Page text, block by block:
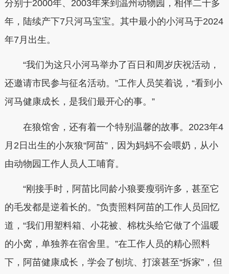
分别于2000年、2003年来到温州动物园，相伴二十多
年，陆续产下7只河马宝宝。其中最小的小河马于2024
年7月出生。
“我们为这只小河马举办了百日和周岁庆祝活动，
还邀请市民参与征名活动。”工作人员笑着说，“看到小
河马健康成长，是我们最开心的事。”
在狼馆舍，还有着一个特别温馨的故事。2023年4
月2日出生的小灰狼“阿苗”，因为妈妈不会喂奶，从小
由动物园工作人员人工哺育。
“刚接手时，阿苗比同龄小狼要瘦弱许多，甚至它
的毛发都是逆着长的。”负责照料阿苗的工作人员回忆
道，“我们用塑料箱、小花被、棉枕头给它做了个温暖
的小窝，单独养在宿舍里。”在工作人员的精心照料
下，阿苗健康成长，学会了刨坑、打滚甚至“拆家”，但